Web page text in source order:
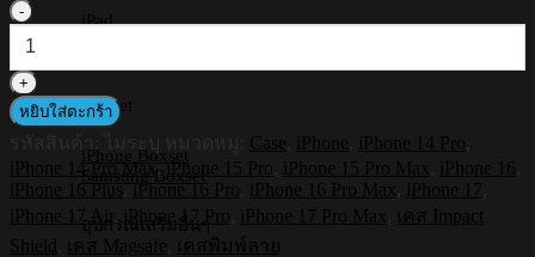
iPad
Boxset
iPhone Boxset
Samsung Boxset
อุปกรณ์เสริมอื่นๆ
จำนวน
SHIELD
Magsafe
Shockproof
Case
Beagle
[iPhone17/iPhone16/iPhone15/iPhone14]
-
เคส
หยิบใส่ตะกร้า
Case iPhone iPhone 14 Pro
iPhone 14 Pro Max,iPhone 15 Pro iPhone 15 Pro Max iPhone 16
iPhone 16 Plus,iPhone 16 Pro iPhone 16 Pro Max iPhone 17
iPhone 17 Air
iPhone 17 Pro iPhone 17 Pro Max
เคส Impact
Shield
เคส Magsafe
เคสพิมพ์ลาย